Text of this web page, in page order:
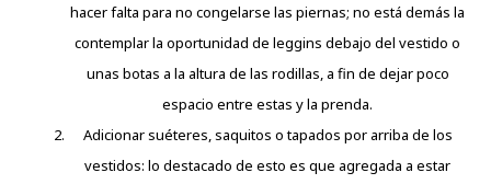
hacer falta para no congelarse las piernas; no está demás la
contemplar la oportunidad de leggins debajo del vestido o
unas botas a la altura de las rodillas, a fin de dejar poco
espacio entre estas y la prenda.
Adicionar suéteres, saquitos o tapados por arriba de los
vestidos: lo destacado de esto es que agregada a estar